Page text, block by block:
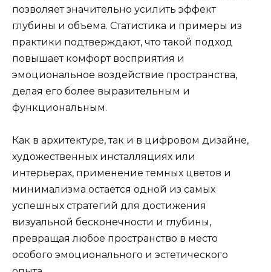
позволяет значительно усилить эффект
глубины и объема. Статистика и примеры из
практики подтверждают, что такой подход
повышает комфорт восприятия и
эмоциональное воздействие пространства,
делая его более выразительным и
функциональным.
Как в архитектуре, так и в цифровом дизайне,
художественных инсталляциях или
интерьерах, применение темных цветов и
минимализма остается одной из самых
успешных стратегий для достижения
визуальной бесконечности и глубины,
превращая любое пространство в место
особого эмоционального и эстетического